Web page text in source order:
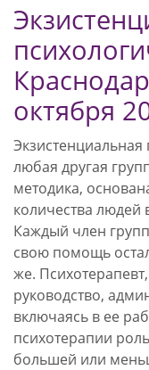
октября
Экзистенциальная
любая другая
методика,
количества людей
Каждый член
свою помощь
же.
руководство,
включаясь в ее
психотерапии
большей или